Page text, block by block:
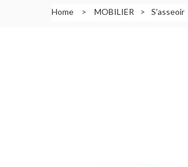
Home > MOBILIER > S'asseoir